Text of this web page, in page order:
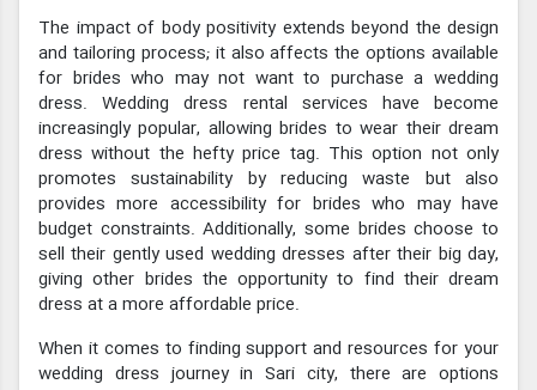
The impact of body positivity extends beyond the design
and tailoring process; it also affects the options available
for brides who may not want to purchase a wedding
dress. Wedding dress rental services have become
increasingly popular, allowing brides to wear their dream
dress without the hefty price tag. This option not only
promotes sustainability by reducing waste but also
provides more accessibility for brides who may have
budget constraints. Additionally, some brides choose to
sell their gently used wedding dresses after their big day,
giving other brides the opportunity to find their dream
dress at a more affordable price.
When it comes to finding support and resources for your
wedding dress journey in Sari city, there are options